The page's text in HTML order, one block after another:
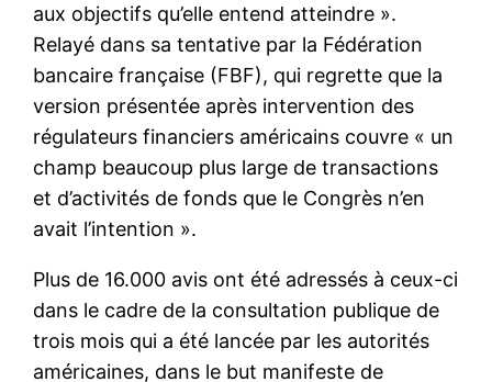
aux objectifs qu’elle entend atteindre ».
Relayé dans sa tentative par la Fédération
bancaire française (FBF), qui regrette que la
version présentée après intervention des
régulateurs financiers américains couvre « un
champ beaucoup plus large de transactions
et d’activités de fonds que le Congrès n’en
avait l’intention ».
Plus de 16.000 avis ont été adressés à ceux-ci
dans le cadre de la consultation publique de
trois mois qui a été lancée par les autorités
américaines, dans le but manifeste de